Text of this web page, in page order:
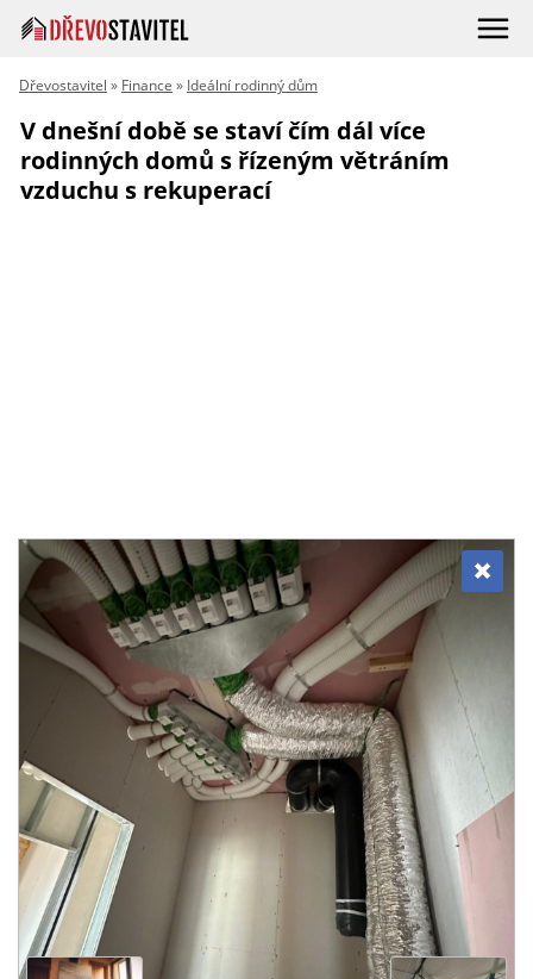
Dřevostavitel » Finance » Ideální rodinný dům
V dnešní době se staví čím dál více
rodinných domů s řízeným větráním
vzduchu s rekuperací